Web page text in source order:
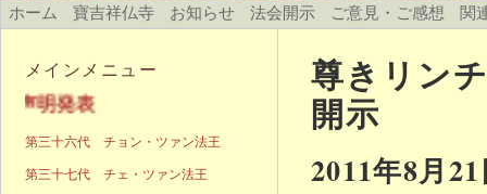
ホーム 寶吉祥仏寺 お知らせ 法会開示 ご意見・ご感想 関
尊きリン
開示
2011年8月
メインメニュー
声明発表
第三十六代 チョン・ツァン法王
第三十七代 チェ・ツァン法王